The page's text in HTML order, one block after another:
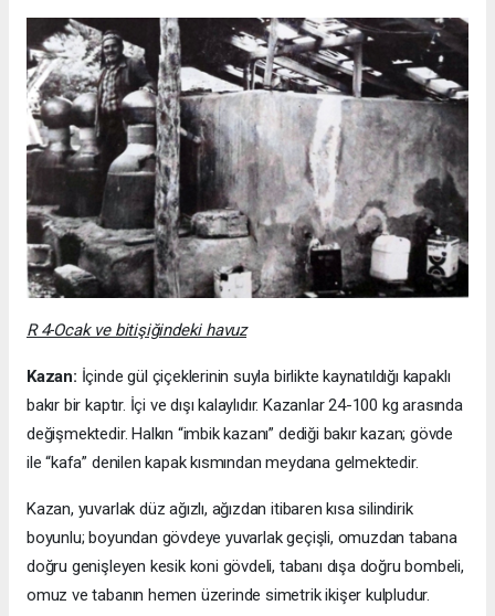
R 4-Ocak ve bitişiğindeki havuz
Kazan: İçinde gül çiçeklerinin suyla birlikte kaynatıldığı kapaklı
bakır bir kaptır. İçi ve dışı kalaylıdır. Kazanlar 24-100 kg arasında
değişmektedir. Halkın “imbik kazanı” dediği bakır kazan; gövde
ile “kafa” denilen kapak kısmından meydana gelmektedir.
Kazan, yuvarlak düz ağızlı, ağızdan itibaren kısa silindirik
boyunlu; boyundan gövdeye yuvarlak geçişli, omuzdan tabana
doğru genişleyen kesik koni gövdeli, tabanı dışa doğru bombeli,
omuz ve tabanın hemen üzerinde simetrik ikişer kulpludur.